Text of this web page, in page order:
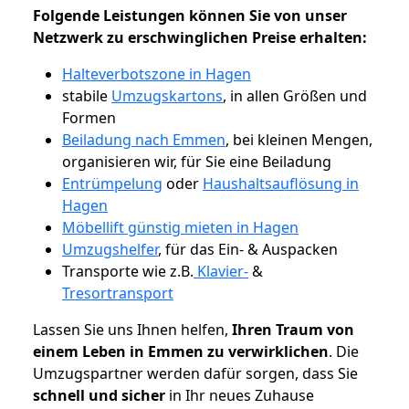
Folgende Leistungen können Sie von unser
Netzwerk zu erschwinglichen Preise erhalten:
Halteverbotszone in Hagen
stabile Umzugskartons, in allen Größen und
Formen
Beiladung nach Emmen, bei kleinen Mengen,
organisieren wir, für Sie eine Beiladung
Entrümpelung oder Haushaltsauflösung in
Hagen
Möbellift günstig mieten in Hagen
Umzugshelfer, für das Ein- & Auspacken
Transporte wie z.B. Klavier-&
Tresortransport
Lassen Sie uns Ihnen helfen, Ihren Traum von
einem Leben in Emmen zu verwirklichen. Die
Umzugspartner werden dafür sorgen, dass Sie
schnell und sicher in Ihr neues Zuhause